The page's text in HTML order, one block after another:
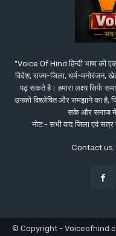
"Voice Of Hind हिन्दी भाषा की
विदेश, राज्य-जिला, धर्म-
पढ़ सकते है। हमारा लक्ष्य सिर्फ
उनको विश्लेषित और समझाने का है,
सके और समाज में
नोट:- सभी वाद जिला एवं
Contact us:
© Copyright -